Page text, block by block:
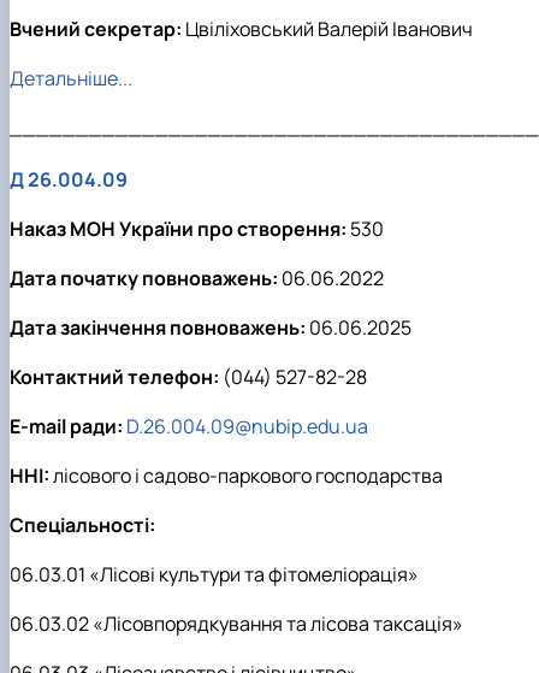
Вчений секретар: Цвіліховський Валерій Іванович
Детальніше...
Д 26.004.09
Наказ МОН України про створення: 530
Дата початку повноважень: 06.06.2022
Дата закінчення повноважень: 06.06.2025
Контактний телефон: (044) 527-82-28
E-mail ради: D.26.004.09@nubip.edu.ua
ННІ:лісового і садово-паркового господарства
Спеціальності:
06.03.01 «Лісові культури та фітомеліорація»
06.03.02 «Лісовпорядкування та лісова таксація»